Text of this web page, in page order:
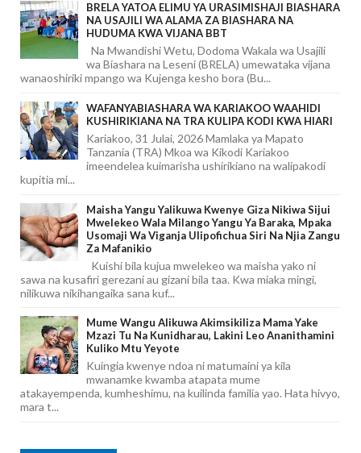
BRELA YATOA ELIMU YA URASIMISHAJI BIASHARA
NA USAJILI WA ALAMA ZA BIASHARA NA
HUDUMA KWA VIJANA BBT
Na Mwandishi Wetu, Dodoma Wakala wa Usajili
wa Biashara na Leseni (BRELA) umewataka vijana
wanaoshiriki mpango wa Kujenga kesho bora (Bu...
WAFANYABIASHARA WA KARIAKOO WAAHIDI
KUSHIRIKIANA NA TRA KULIPA KODI KWA HIARI
Kariakoo, 31 Julai, 2026 Mamlaka ya Mapato
Tanzania (TRA) Mkoa wa Kikodi Kariakoo
imeendelea kuimarisha ushirikiano na walipakodi
kupitia mi...
Maisha Yangu Yalikuwa Kwenye Giza Nikiwa Sijui
Mwelekeo Wala Milango Yangu Ya Baraka, Mpaka
Usomaji Wa Viganja Ulipofichua Siri Na Njia Zangu
Za Mafanikio
Kuishi bila kujua mwelekeo wa maisha yako ni
sawa na kusafiri gerezani au gizani bila taa. Kwa miaka mingi,
nilikuwa nikihangaika sana kuf...
Mume Wangu Alikuwa Akimsikiliza Mama Yake
Mzazi Tu Na Kunidharau, Lakini Leo Ananithamini
Kuliko Mtu Yeyote
Kuingia kwenye ndoa ni matumaini ya kila
mwanamke kwamba atapata mume
atakayempenda, kumheshimu, na kuilinda familia yao. Hata hivyo,
mara t...